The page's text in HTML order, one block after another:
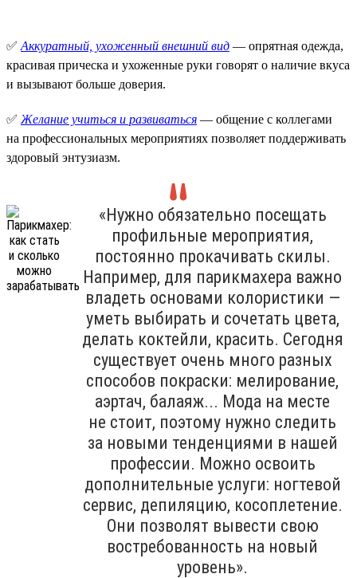
✅ Аккуратный, ухоженный внешний вид — опрятная одежда,
красивая прическа и ухоженные руки говорят о наличие вкуса
и вызывают больше доверия.
✅ Желание учиться и развиваться — общение с коллегами
на профессиональных мероприятиях позволяет поддерживать
здоровый энтузиазм.
«Нужно обязательно посещать
профильные мероприятия,
постоянно прокачивать скилы.
Например, для парикмахера важно
владеть основами колористики —
уметь выбирать и сочетать цвета,
делать коктейли, красить. Сегодня
существует очень много разных
способов покраски: мелирование,
аэртач, балаяж... Мода на месте
не стоит, поэтому нужно следить
за новыми тенденциями в нашей
профессии. Можно освоить
дополнительные услуги: ногтевой
сервис, депиляцию, косоплетение.
Они позволят вывести свою
востребованность на новый
уровень».